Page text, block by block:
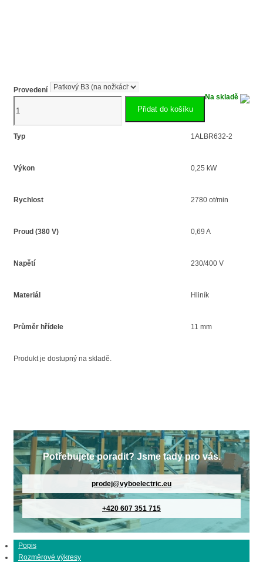
Provedení
Na skladě
brzdou
0.25kW
množství
Přidat do košíku
Typ 1ALBR632-2
Výkon 0,25 kW
Rychlost 2780 ot/min
Proud (380 V) 0,69 A
Napětí 230/400 V
Materiál Hliník
Průměr hřídele 11 mm
Produkt je dostupný na skladě.
Potřebujete poradit? Jsme tady pro vás.
prodej@vyboelectric.eu
+420 607 351 715
Popis
Rozměrové výkresy